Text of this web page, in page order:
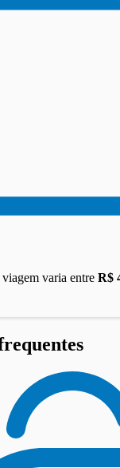
varia entre R$